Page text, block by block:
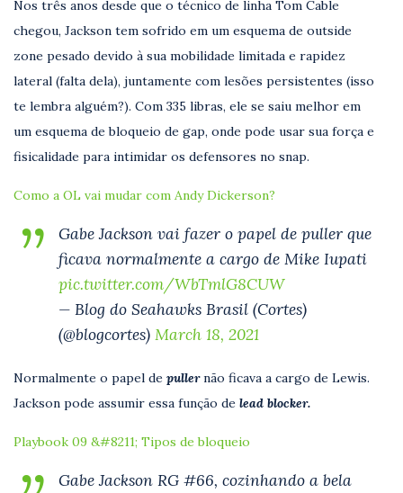
Nos três anos desde que o técnico de linha Tom Cable
chegou, Jackson tem sofrido em um esquema de outside
zone pesado devido à sua mobilidade limitada e rapidez
lateral (falta dela), juntamente com lesões persistentes (isso
te lembra alguém?). Com 335 libras, ele se saiu melhor em
um esquema de bloqueio de gap, onde pode usar sua força e
fisicalidade para intimidar os defensores no snap.
Como a OL vai mudar com Andy Dickerson?
Gabe Jackson vai fazer o papel de puller que
ficava normalmente a cargo de Mike Iupati
pic.twitter.com/WbTmlG8CUW
— Blog do Seahawks Brasil (Cortes)
(@blogcortes) March 18, 2021
Normalmente o papel de pullernão ficava a cargo de Lewis.
Jackson pode assumir essa função de lead blocker.
Playbook 09 &#8211; Tipos de bloqueio
Gabe Jackson RG #66, cozinhando a bela